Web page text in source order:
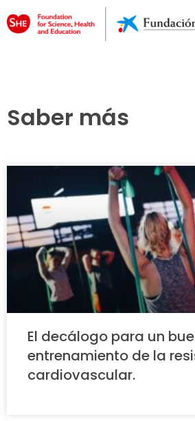
Saber más
El decálogo para un
entrenamiento de la
cardiovascular.